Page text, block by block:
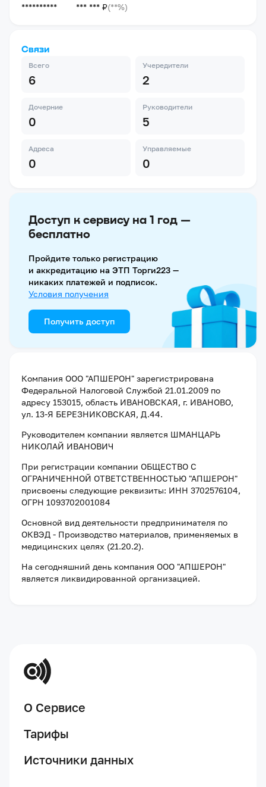
********** *** *** ₽(**%)
Связи
Всего
6
Учередители
2
Дочерние
0
Руководители
5
Адреса
0
Управляемые
0
Доступ к сервису на 1 год —
бесплатно
Пройдите только регистрацию
и аккредитацию на ЭТП Торги223 —
никаких платежей и подписок.
Условия получения
Получить доступ
Компания ООО "АПШЕРОН" зарегистрирована
Федеральной Налоговой Службой 21.01.2009 по
адресу 153015, область ИВАНОВСКАЯ, г. ИВАНОВО,
ул. 13-Я БЕРЕЗНИКОВСКАЯ, Д.44.
Руководителем компании является ШМАНЦАРЬ
НИКОЛАЙ ИВАНОВИЧ
При регистрации компании ОБЩЕСТВО С
ОГРАНИЧЕННОЙ ОТВЕТСТВЕННОСТЬЮ "АПШЕРОН"
присвоены следующие реквизиты: ИНН 3702576104,
ОГРН 1093702001084
Основной вид деятельности предпринимателя по
ОКВЭД - Производство материалов, применяемых в
медицинских целях (21.20.2).
На сегодняшний день компания ООО "АПШЕРОН"
является ликвидированной организацией.
О Сервисе
Тарифы
Источники данных